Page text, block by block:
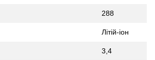
288
Літій-іон
3,4